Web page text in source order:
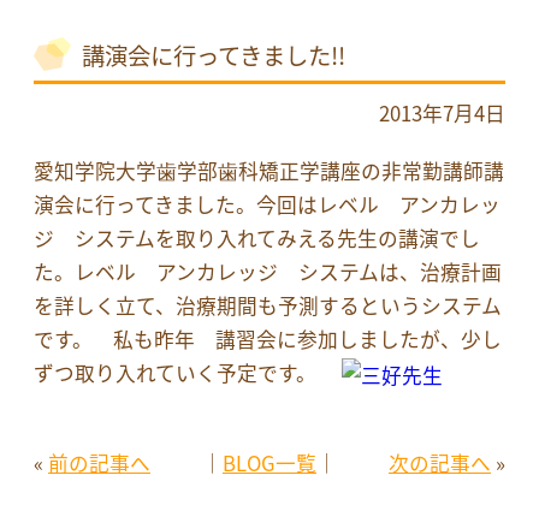
講演会に行ってきました!!
2013年7月4日
愛知学院大学歯学部歯科矯正学講座の非常勤講師講
演会に行ってきました。今回はレベル アンカレッ
ジ システムを取り入れてみえる先生の講演でし
た。レベル アンカレッジ システムは、治療計画
を詳しく立て、治療期間も予測するというシステム
です。 私も昨年 講習会に参加しましたが、少し
ずつ取り入れていく予定です。
« 前の記事へ │ BLOG一覧 │ 次の記事へ »